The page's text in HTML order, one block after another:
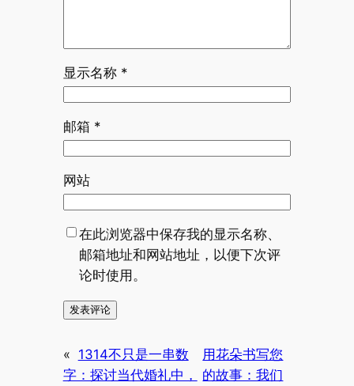
显示名称 *
邮箱 *
网站
在此浏览器中保存我的显示名称、
邮箱地址和网站地址，以便下次评
论时使用。
« 1314不只是一串数
字：探讨当代婚礼中，
用花朵书写您
的故事：我们